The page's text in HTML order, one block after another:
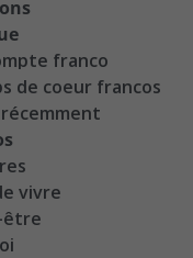
franco
de coeur francos
récemment
vivre
être